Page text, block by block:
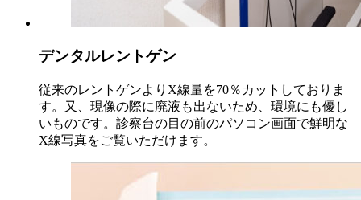
デンタルレントゲン
従来のレントゲンよりX線量を70％カットしておりま
す。又、現像の際に廃液も出ないため、環境にも優し
いものです。診察台の目の前のパソコン画面で鮮明な
X線写真をご覧いただけます。